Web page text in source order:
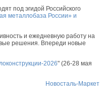
под эгидой Российского
металлобаза России» и
и ежедневную работу на
решения. Впереди новые
2026" (26-28 мая
Новосталь-Маркет